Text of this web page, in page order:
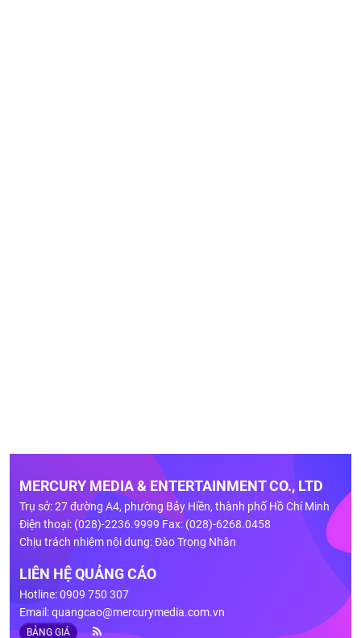
MERCURY MEDIA & ENTERTAINMENT CO., LTD
Trụ sở: 27 đường A4, phường Bảy Hiền, thành phố Hồ Chí Minh
Điện thoại: (028)-2236.9999 Fax: (028)-6268.0458
Chịu trách nhiệm nội dung: Đào Trọng Nhân
LIÊN HỆ QUẢNG CÁO
Hotline: 0909 750 307
Email:quangcao@mercurymedia.com.vn
BẢNG GIÁ